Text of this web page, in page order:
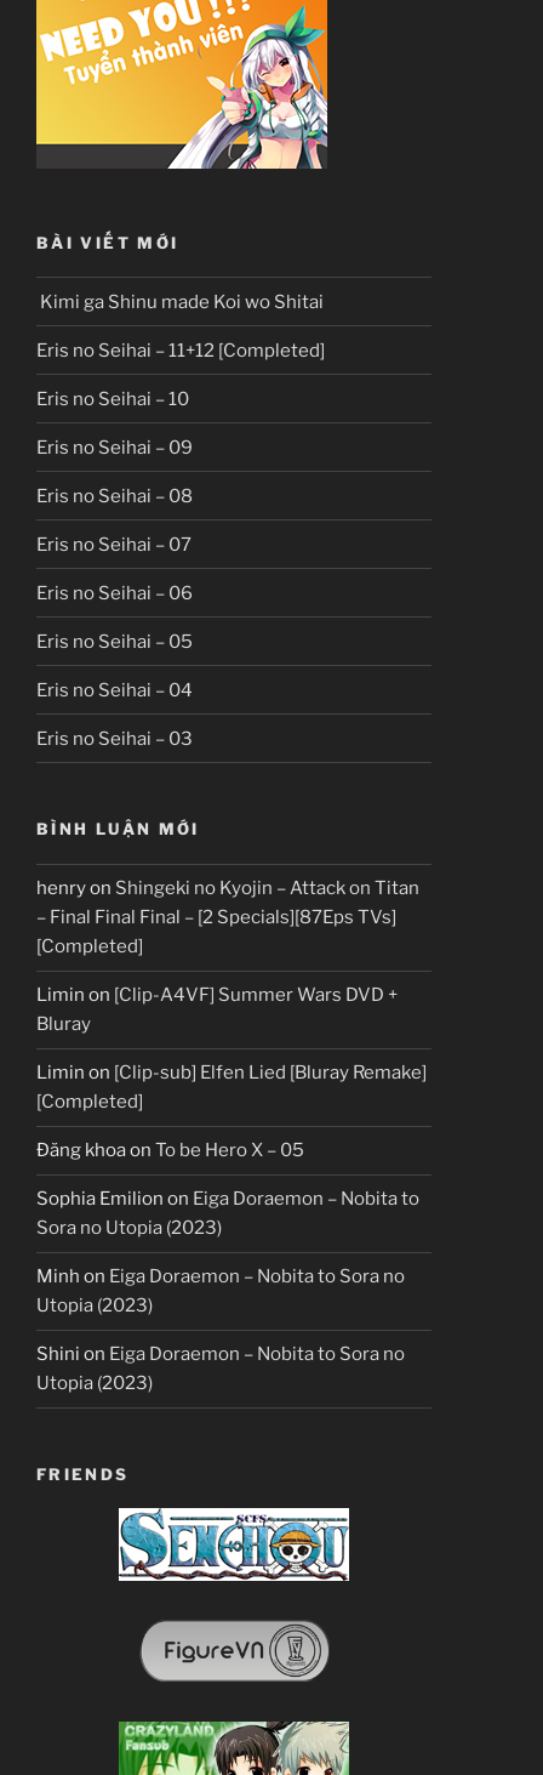
BÀI VIẾT MỚI
Kimi ga Shinu made Koi wo Shitai
Eris no Seihai – 11+12 [Completed]
Eris no Seihai – 10
Eris no Seihai – 09
Eris no Seihai – 08
Eris no Seihai – 07
Eris no Seihai – 06
Eris no Seihai – 05
Eris no Seihai – 04
Eris no Seihai – 03
BÌNH LUẬN MỚI
henryon Shingeki no Kyojin – Attack on Titan
– Final Final Final – [2 Specials][87Eps TVs]
[Completed]
Limin on [Clip-A4VF] Summer Wars DVD +
Bluray
Limin on [Clip-sub] Elfen Lied [Bluray Remake]
[Completed]
Đăng khoaon To be Hero X – 05
Sophia Emilion on Eiga Doraemon – Nobita to
Sora no Utopia (2023)
Minh on Eiga Doraemon – Nobita to Sora no
Utopia (2023)
Shini on Eiga Doraemon – Nobita to Sora no
Utopia (2023)
FRIENDS